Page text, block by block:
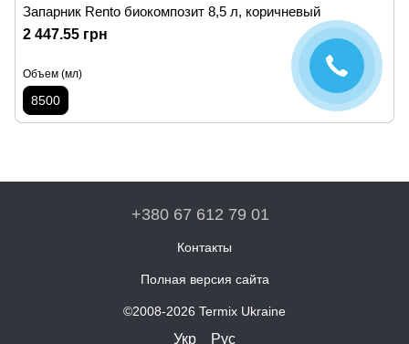
Запарник Rento биокомпозит 8,5 л, коричневый
2 447.55 грн
Объем (мл)
8500
+380 67 612 79 01
Контакты
Полная версия сайта
©2008-2026 Termix Ukraine
Укр Рус